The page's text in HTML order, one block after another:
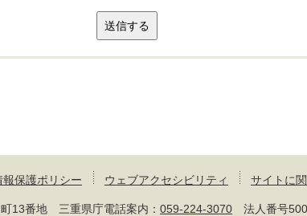
報保護ポリシー ウェブアクセシビリティ サイトに
13番地 三重県庁電話案内： 059-224-3070 法人番号